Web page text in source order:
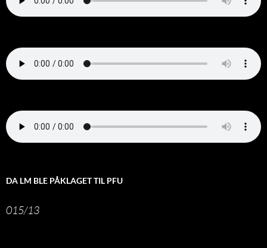
DA LM BLE PÅKLAGET TIL PFU
015/13